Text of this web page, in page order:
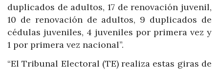
duplicados de adultos, 17 de renovación juvenil,
10 de renovación de adultos, 9 duplicados de
cédulas juveniles, 4 juveniles por primera vez y
1 por primera vez nacional”.
“El Tribunal Electoral (TE) realiza estas giras de